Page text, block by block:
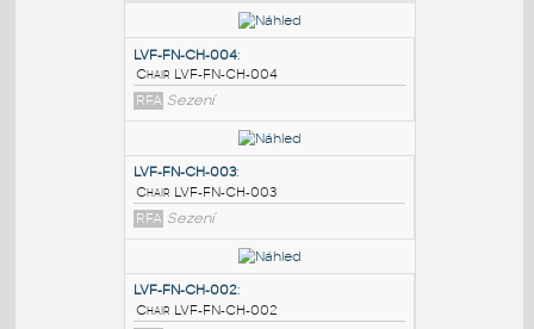
PODOBNÉ BLOKY
LVF-FN-CH-004
Chair LVF-FN-CH-004
RFA Sezení